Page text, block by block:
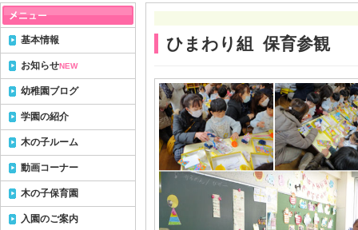
ひまわり組 保育参観
基本情報
お知らせNEW
幼稚園ブログ
学園の紹介
木の子ルーム
動画コーナー
木の子保育園
入園のご案内